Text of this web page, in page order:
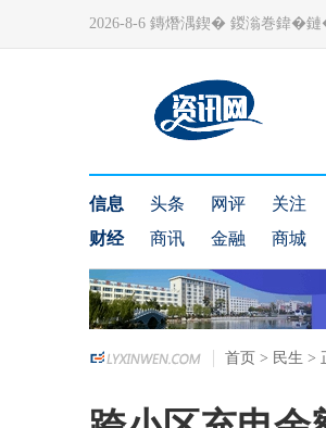
2026-8-6 鏄熸湡鍥� 鍐滃巻鍏�
信息 头条 网评
关注
财经
商讯 金融 商城
首页 > 民生 >